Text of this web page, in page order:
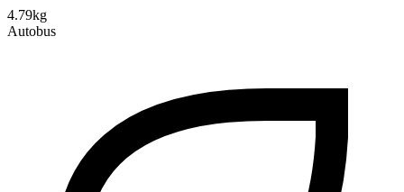
4.79kg
Autobus